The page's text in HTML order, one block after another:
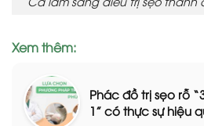
Xem thêm:
Phác đồ trị sẹo rỗ
1” có thực sự hiệu